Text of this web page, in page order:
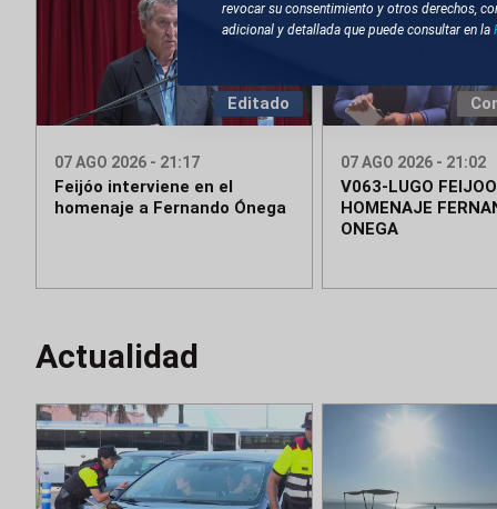
revocar su consentimiento y otros derechos,
adicional y detallada que puede consultar en la
Editado
07 AGO 2026 - 21:17
Feijóo interviene en el
homenaje a Fernando Ónega
07 AGO 2026 - 21:02
V063-LUGO FEIJOO
HOMENAJE
ONEGA
Actualidad